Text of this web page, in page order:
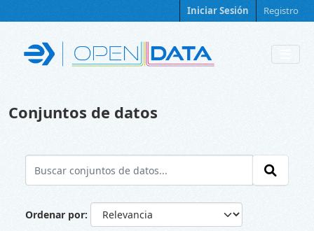
Iniciar Sesión Registro
Conjuntos de datos
Ordenar por